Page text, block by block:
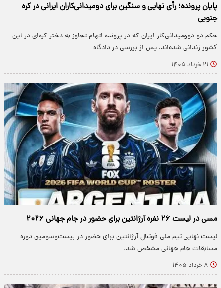
پایان پرونده؛ رأی نهایی و سنگین برای دومیدانی‌کاران ایرانی در کره
جنوبی
حکم دو دوومیدانی‌کار ایران که در پرونده اتهام تجاوز به دختر کره‌ای در این
کشور زندانی شده‌اند، پس از بررسی در دادگاه…
۲۱ خرداد ۱۴۰۵
مسی در لیست ۲۶ نفره آرژانتین برای حضور در جام جهانی ۲۰۲۶
لیست نهایی تیم ملی فوتبال آرژانتین برای حضور در بیست‌وسومین دوره
مسابقات جام جهانی مشخص شد.
۸ خرداد ۱۴۰۵